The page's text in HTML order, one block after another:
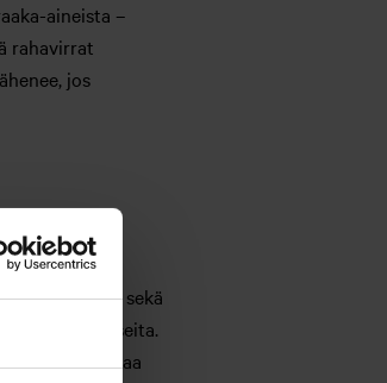
aineista –
rahavirrat
jos
kasvu sekä
on useita.
valuutta kohtaa